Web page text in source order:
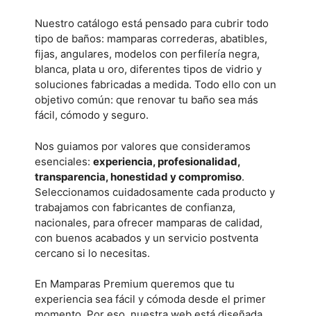
Nuestro catálogo está pensado para cubrir todo
tipo de baños: mamparas correderas, abatibles,
fijas, angulares, modelos con perfilería negra,
blanca, plata u oro, diferentes tipos de vidrio y
soluciones fabricadas a medida. Todo ello con un
objetivo común: que renovar tu baño sea más
fácil, cómodo y seguro.
Nos guiamos por valores que consideramos
esenciales: experiencia, profesionalidad,
transparencia, honestidad y compromiso.
Seleccionamos cuidadosamente cada producto y
trabajamos con fabricantes de confianza,
nacionales, para ofrecer mamparas de calidad,
con buenos acabados y un servicio postventa
cercano si lo necesitas.
En Mamparas Premium queremos que tu
experiencia sea fácil y cómoda desde el primer